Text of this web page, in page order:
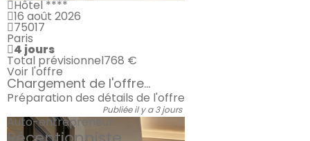
Hôtel ****
16 août 2026
75017
Paris
4 jours
Total prévisionnel768 €
Voir l'offre
Chargement de l'offre...
Préparation des détails de l'offre
Publiée il y a 3 jours
Auto-entrepreneur